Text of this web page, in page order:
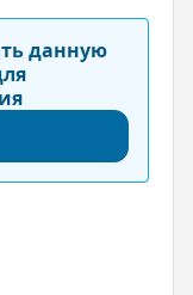
данную